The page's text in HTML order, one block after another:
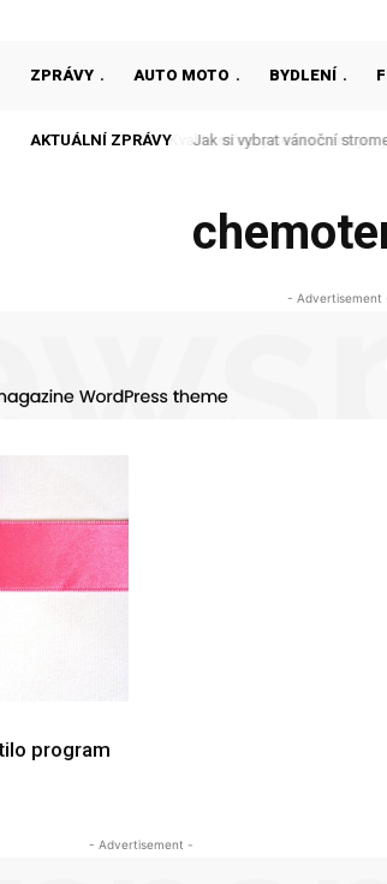
ZPRÁVY AUTO MOTO BYDLENÍ
AKTUÁLNÍ ZPRÁVY Jak si vybrat vánoční
- Advertisement
program
- Advertisement -